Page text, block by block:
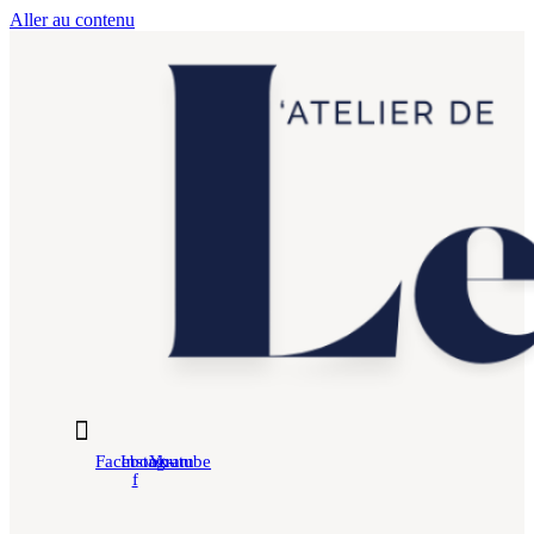
Aller au contenu
Facebook-
f
Instagram
Youtube